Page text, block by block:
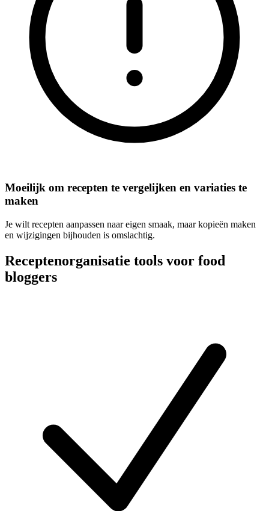
Moeilijk om recepten te vergelijken en variaties te
maken
Je wilt recepten aanpassen naar eigen smaak, maar kopieën maken
en wijzigingen bijhouden is omslachtig.
Receptenorganisatie tools voor food
bloggers